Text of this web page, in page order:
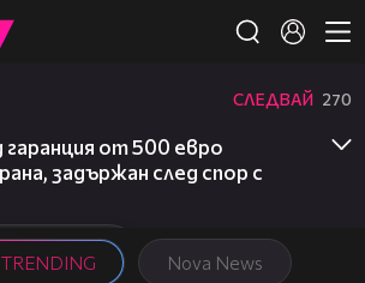
TRENDING Nova News
СЛЕДВАЙ 270
от 500 евро
задържан след спор с